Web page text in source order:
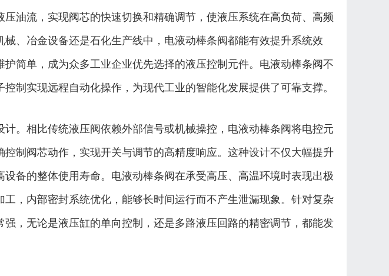
油流，实现阀芯的快速切换和精确调节，使液压系统在高负荷、高频
、冶金设备还是石化生产线中，电液动棒条阀都能有效提升系统效
简单，成为众多工业企业优先选择的液压控制元件。电液动棒条阀不
制实现远程自动化操作，为现代工业的智能化发展提供了可靠支撑。
。相比传统液压阀依赖外部信号或机械操控，电液动棒条阀将电控元
制阀芯动作，实现开关与调节的高精度响应。这种设计不仅大幅提升
备的整体使用寿命。电液动棒条阀在承受高压、高温环境时表现出极
，内部密封系统优化，能够长时间运行而不产生泄漏现象。针对复杂
，无论是液压缸的单向控制，还是多路液压回路的精密调节，都能发